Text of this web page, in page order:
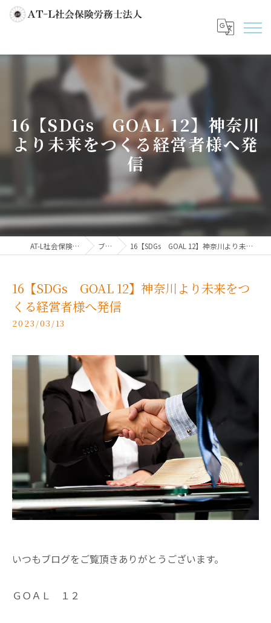
16【SDGs GOAL 12】神奈川
より未来をつくる経営者様へ発
信
AT-L社会保険労務士法人 ブログ 16【SDGs GOAL 12】神奈川より未来をつくる経営者様へ発信
16【SDGs GOAL 12】神奈川より未来をつ
くる経営者様へ発信
2023/03/13
いつもブログをご覧頂きありがとうございます。
ＧＯＡＬ １２